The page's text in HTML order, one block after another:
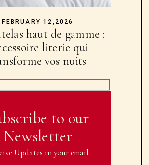
FEBRUARY 12,2026
haut de gamme :
literie qui
vos nuits
to our
Newsletter
Updates in your email